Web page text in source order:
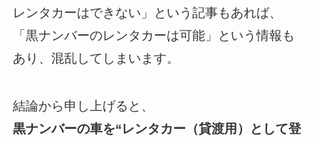
レンタカーはできない」という記事もあれば、
「黒ナンバーのレンタカーは可能」という情報も
あり、混乱してしまいます。
結論から申し上げると、
黒ナンバーの車を“レンタカー（貸渡用）として登